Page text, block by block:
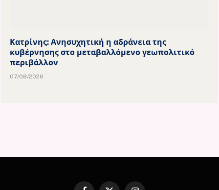
Κατρίνης: Ανησυχητική η αδράνεια της
κυβέρνησης στο μεταβαλλόμενο γεωπολιτικό
περιβάλλον
07/08/2026